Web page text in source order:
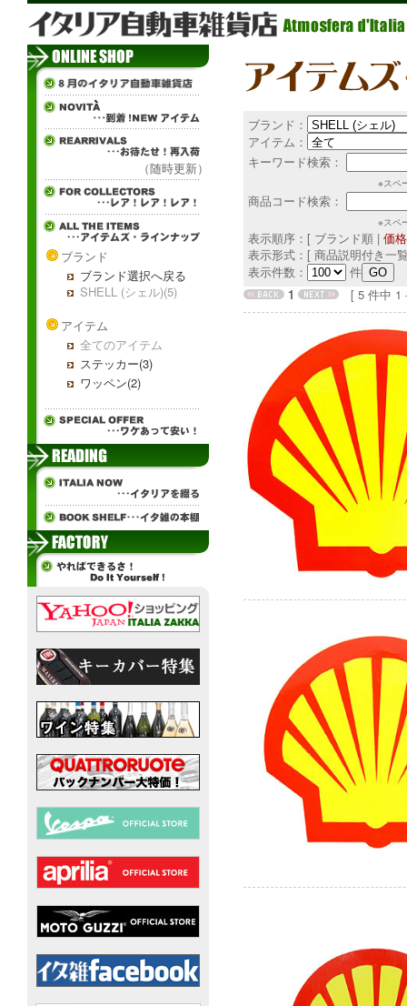
（随時更新）
ブランド
ブランド選択へ戻る
SHELL (シェル)(5)
アイテム
全てのアイテム
ステッカー(3)
ワッペン(2)
ブランド：
アイテム：
キーワード検索：
※スペ
商品コード検索：
※スペ
表示順序：[ ブランド順 | 価
表示形式：[ 商品説明付き一
表示件数：
件
1
[ 5 件中 1